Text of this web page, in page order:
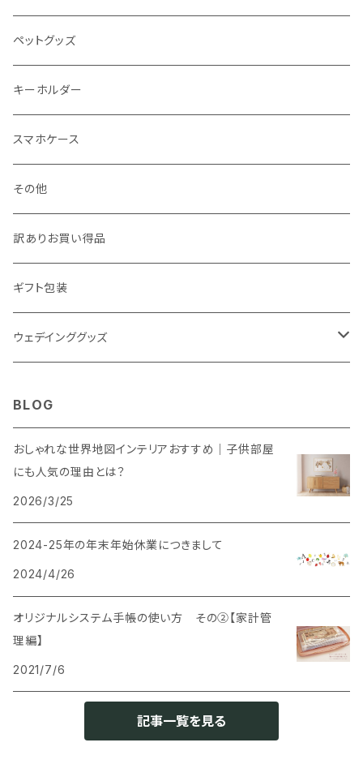
ジュエリーポーチ
シール・ステッカー
月謝袋・封筒
ドアステッカー
しおり
クリスマス雑貨
ペットグッズ
キーホルダー
スマホケース
その他
訳ありお買い得品
ギフト包装
ウェデインググッズ
BLOG
おしゃれな世界地図インテリアおすすめ｜子供部屋
にも人気の理由とは？
2026/3/25
2024-25年の年末年始休業につきまして
2024/4/26
オリジナルシステム手帳の使い方 その②【家計管
理編】
2021/7/6
記事一覧を見る